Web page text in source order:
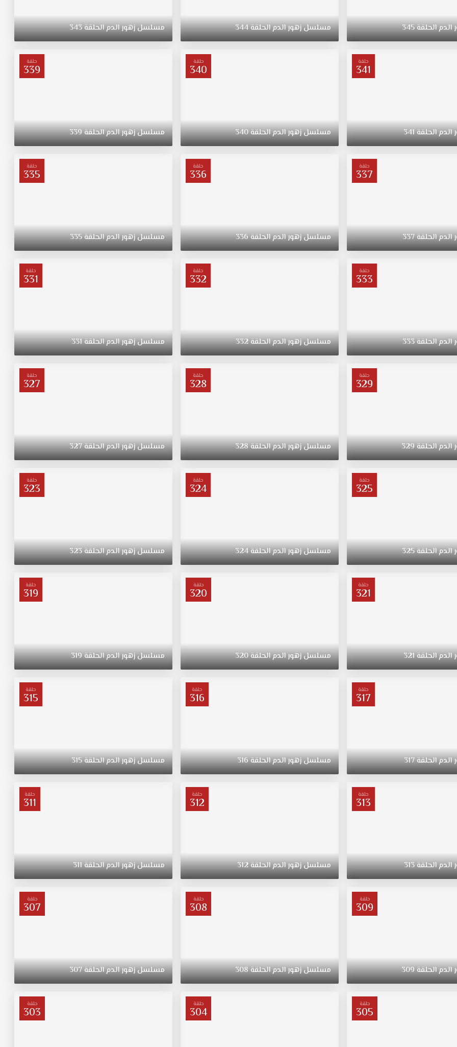
الدمالحلقة345 مسلسلزهورالدمالحلقة344 مسلسلزهورالدمالحلقة343
حلقة
341
الدمالحلقة341
حلقة
340
مسلسلزهورالدمالحلقة340
حلقة
339
مسلسلزهورالدمالحلقة339
حلقة
337
الدمالحلقة337
حلقة
336
مسلسلزهورالدمالحلقة336
حلقة
335
مسلسلزهورالدمالحلقة335
حلقة
333
الدمالحلقة333
حلقة
332
مسلسلزهورالدمالحلقة332
حلقة
331
مسلسلزهورالدمالحلقة331
حلقة
329
الدمالحلقة329
حلقة
328
مسلسلزهورالدمالحلقة328
حلقة
327
مسلسلزهورالدمالحلقة327
حلقة
325
الدمالحلقة325
حلقة
324
مسلسلزهورالدمالحلقة324
حلقة
323
مسلسلزهورالدمالحلقة323
حلقة
321
الدمالحلقة321
حلقة
320
مسلسلزهورالدمالحلقة320
حلقة
319
مسلسلزهورالدمالحلقة319
حلقة
317
الدمالحلقة317
حلقة
316
مسلسلزهورالدمالحلقة316
حلقة
315
مسلسلزهورالدمالحلقة315
حلقة
313
الدمالحلقة313
حلقة
312
مسلسلزهورالدمالحلقة312
حلقة
311
مسلسلزهورالدمالحلقة311
حلقة
309
الدمالحلقة309
حلقة
308
مسلسلزهورالدمالحلقة308
حلقة
307
مسلسلزهورالدمالحلقة307
حلقة
305
حلقة
304
حلقة
303